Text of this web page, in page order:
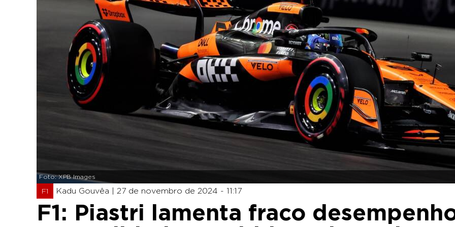
Foto: XPB Images
F1 Kadu Gouvêa | 27 de novembro de 2024 - 11:17
F1: Piastri lamenta fraco